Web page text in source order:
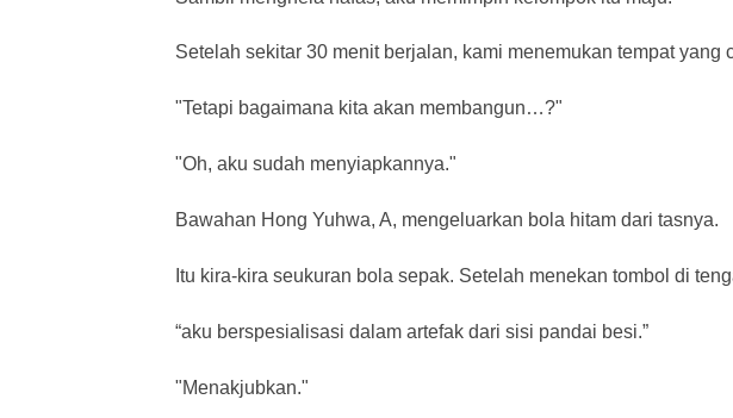
Setelah sekitar 30 menit berjalan, kami menemukan tempat yang
"Tetapi bagaimana kita akan membangun…?"
"Oh, aku sudah menyiapkannya."
Bawahan Hong Yuhwa, A, mengeluarkan bola hitam dari tasnya.
Itu kira-kira seukuran bola sepak. Setelah menekan tombol di
“aku berspesialisasi dalam artefak dari sisi pandai besi.”
"Menakjubkan."